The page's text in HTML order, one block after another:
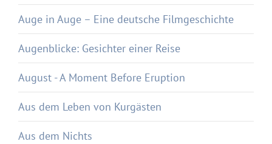
Auge in Auge – Eine deutsche Filmgeschichte
Augenblicke: Gesichter einer Reise
August - A Moment Before Eruption
Aus dem Leben von Kurgästen
Aus dem Nichts